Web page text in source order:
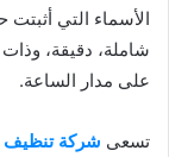
الأسماء التي
شاملة، دقيقة،
على مدار الساعة.
تسعى شركة تنظيف